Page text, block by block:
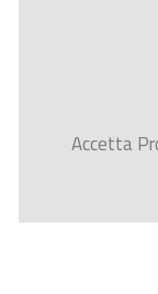
Accetta